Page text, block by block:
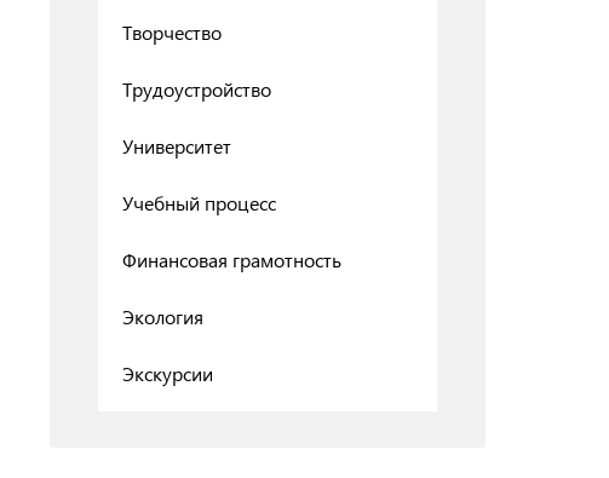
Творчество
Трудоустройство
Университет
Учебный процесс
Финансовая грамотность
Экология
Экскурсии